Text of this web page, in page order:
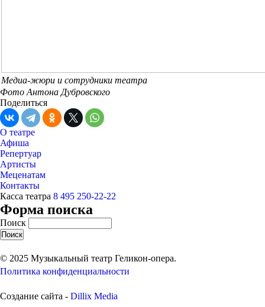
Медиа-жюри и сотрудники театра
Фото Антона Дубровского
Поделиться
О театре
Афиша
Репертуар
Артисты
Меценатам
Контакты
Касса театра 8 495 250-22-22
Форма поиска
Поиск
© 2025 Музыкальный театр Геликон-опера.
Политика конфиденциальности
Создание сайта - Dillix Media